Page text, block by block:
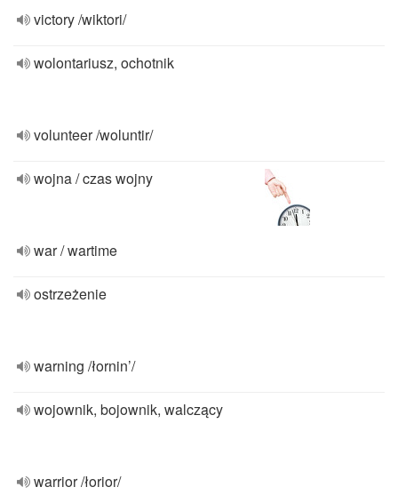
victory /wiktori/
wolontariusz, ochotnik
volunteer /woluntir/
wojna / czas wojny
war / wartime
ostrzeżenie
warning /łornin’/
wojownik, bojownik, walczący
warrior /łorior/